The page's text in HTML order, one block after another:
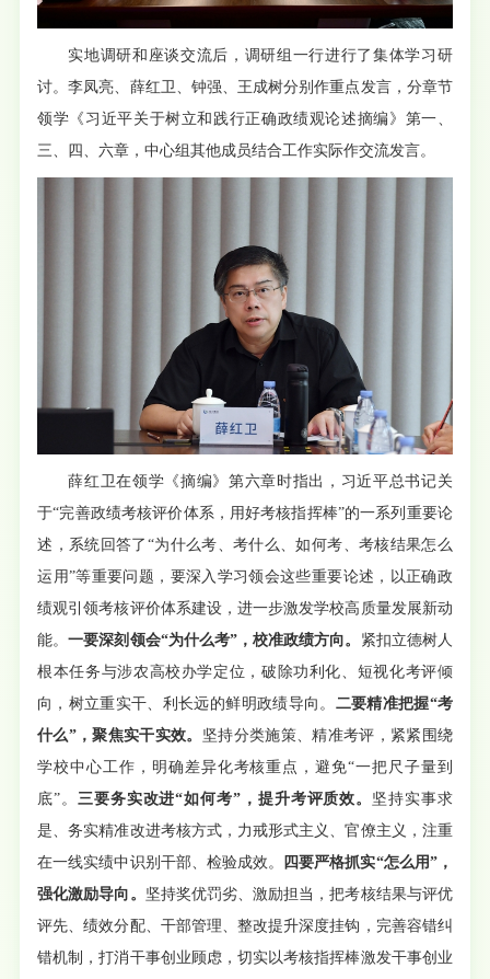
实地调研和座谈交流后，调研组一行进行了集体学习研
讨。李凤亮、薛红卫、钟强、王成树分别作重点发言，分章节
领学《习近平关于树立和践行正确政绩观论述摘编》第一、
三、四、六章，中心组其他成员结合工作实际作交流发言。
薛红卫在领学《摘编》第六章时指出，习近平总书记关
于“完善政绩考核评价体系，用好考核指挥棒”的一系列重要论
述，系统回答了“为什么考、考什么、如何考、考核结果怎么
运用”等重要问题，要深入学习领会这些重要论述，以正确政
绩观引领考核评价体系建设，进一步激发学校高质量发展新动
能。一要深刻领会“为什么考”，校准政绩方向。 紧扣立德树人
根本任务与涉农高校办学定位，破除功利化、短视化考评倾
向，树立重实干、利长远的鲜明政绩导向。 二要精准把握“考
什么”，聚焦实干实效。 坚持分类施策、精准考评，紧紧围绕
学校中心工作，明确差异化考核重点，避免“一把尺子量到
底”。 三要务实改进“如何考”，提升考评质效。 坚持实事求
是、务实精准改进考核方式，力戒形式主义、官僚主义，注重
在一线实绩中识别干部、检验成效。
四要严格抓实“怎么用”，
强化激励导向。 坚持奖优罚劣、激励担当，把考核结果与评优
评先、绩效分配、干部管理、整改提升深度挂钩，完善容错纠
错机制，打消干事创业顾虑，切实以考核指挥棒激发干事创业